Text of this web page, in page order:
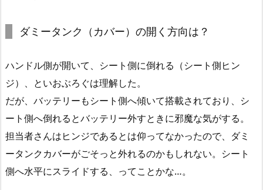
ダミータンク（カバー）の開く方向は？
ハンドル側が開いて、シート側に倒れる（シート側ヒン
ジ）、といおぶろぐは理解した。
だが、バッテリーもシート側へ傾いて搭載されており、シ
ート側へ倒れるとバッテリー外すときに邪魔な気がする。
担当者さんはヒンジであるとは仰ってなかったので、ダミ
ータンクカバーがごそっと外れるのかもしれない。シート
側へ水平にスライドする、ってことかな…。